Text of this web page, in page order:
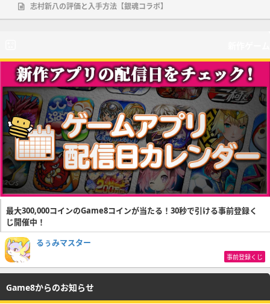
志村新八の評価と入手方法【銀魂コラボ】
最大300,000コインのGame8コインが当たる！30秒で引ける事前登録く
じ開催中！
るぅみマスター
事前登録くじ
Game8からのお知らせ